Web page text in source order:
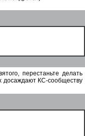
перестаньте делать
досаждают КС-сообществу